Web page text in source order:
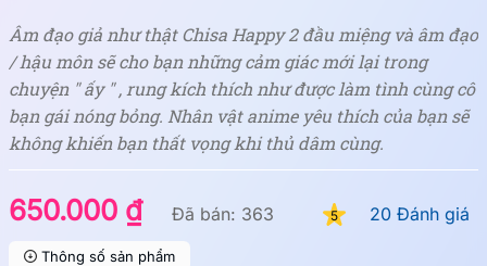
650.000 ₫ Đã bán: 363 5 20 Đánh giá
Thông số sản phẩm
Âm đạo giả như thật Chisa Happy 2 đầu miệng và âm đạo
/ hậu môn sẽ cho bạn những cảm giác mới lại trong
chuyện " ấy " , rung kích thích như được làm tình cùng cô
bạn gái nóng bỏng. Nhân vật anime yêu thích của bạn sẽ
không khiến bạn thất vọng khi thủ dâm cùng.